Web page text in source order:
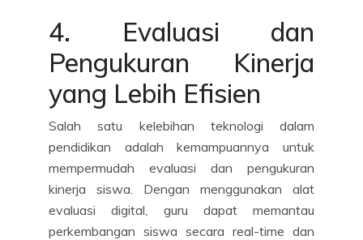
4. Evaluasi dan
Pengukuran Kinerja
yang Lebih Efisien
Salah satu kelebihan teknologi dalam
pendidikan adalah kemampuannya untuk
mempermudah evaluasi dan pengukuran
kinerja siswa. Dengan menggunakan alat
evaluasi digital, guru dapat memantau
perkembangan siswa secara real-time dan